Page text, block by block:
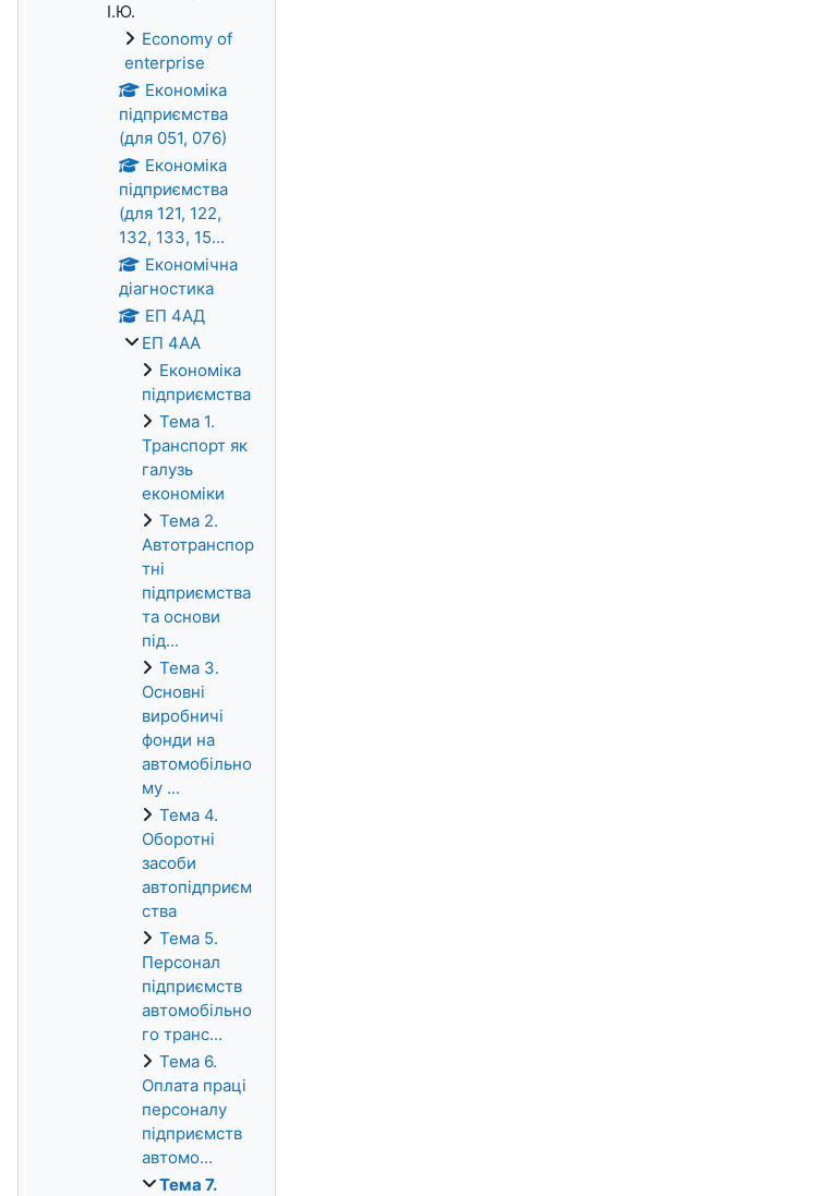
І.Ю.
Economy of
enterprise
Економіка
підприємства
(для 051, 076)
Економіка
підприємства
(для 121, 122,
132, 133, 15...
Економічна
діагностика
ЕП 4АД
ЕП 4АА
Економіка
підприємства
Тема 1.
Транспорт як
галузь
економіки
Тема 2.
Автотранспор
тні
підприємства
та основи
під...
Тема 3.
Основні
виробничі
фонди на
автомобільно
му ...
Тема 4.
Оборотні
засоби
автопідприєм
ства
Тема 5.
Персонал
підприємств
автомобільно
го транс...
Тема 6.
Оплата праці
персоналу
підприємств
автомо...
Тема 7.